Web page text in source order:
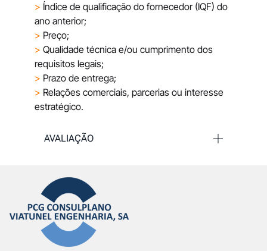
> Índice de qualificação do fornecedor (IQF) do
ano anterior;
> Preço;
> Qualidade técnica e/ou cumprimento dos
requisitos legais;
> Prazo de entrega;
> Relações comerciais, parcerias ou interesse
estratégico.
AVALIAÇÃO